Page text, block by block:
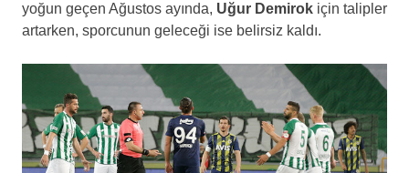
yoğun geçen Ağustos ayında, Uğur Demirok için talipler
artarken, sporcunun geleceği ise belirsiz kaldı.